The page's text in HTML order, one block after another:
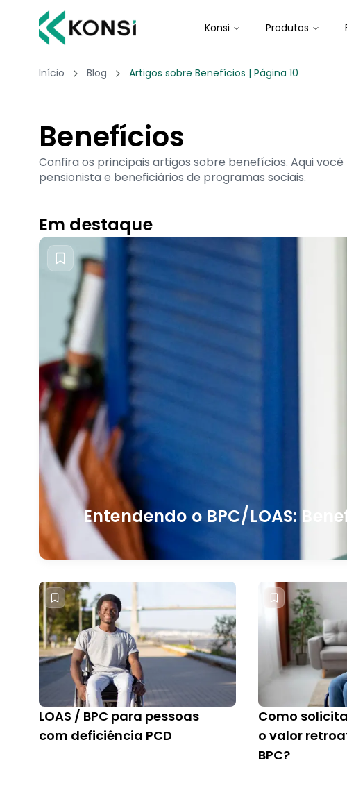
Konsi Produtos
Início Blog Artigos sobre Benefícios | Página 10
Benefícios
Confira os principais artigos sobre benefícios. Aqui
pensionista e beneficiários de programas sociais.
Em destaque
Entendendo o BPC/LOAS:
LOAS / BPC para pessoas
com deficiência PCD
Como
o valor
BPC?